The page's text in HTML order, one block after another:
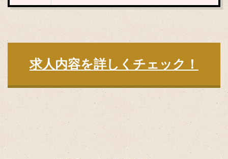
求人内容を詳しくチェック！